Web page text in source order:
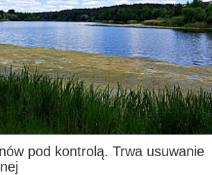
pod kontrolą. Trwa usuwanie